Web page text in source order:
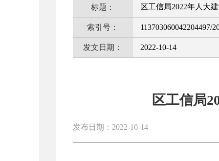
标题： 区工信局2022年人大
索引号： 113703060042204497/
发文日期： 2022-10-14
区工信局
发布日期：2022-10-14